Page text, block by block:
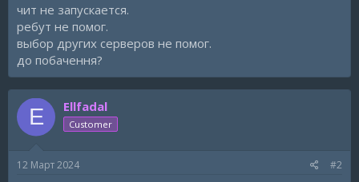
а
чит не запускается.
ребут не помог.
выбор других серверов не помог.
до побачення?
E Ellfadal
Customer
12 Март 2024 #2